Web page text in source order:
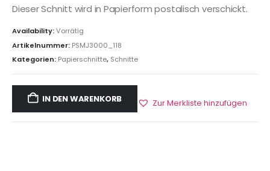
Dieser Schnitt wird in Papierform postalisch verschickt.
Availability:Vorrätig
Artikelnummer: PSMJ3000_118
Kategorien: Papierschnitte, Schnitte
IN DEN WARENKORB Zur Merkliste hinzufügen